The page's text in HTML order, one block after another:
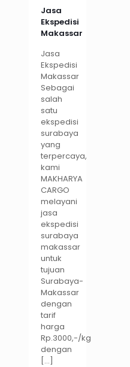
Jasa
Ekspedisi
Makassar
Jasa
Ekspedisi
Makassar
Sebagai
salah
satu
ekspedisi
surabaya
yang
terpercaya,
kami
MAKHARYA
CARGO
melayani
jasa
ekspedisi
surabaya
makassar
untuk
tujuan
Surabaya-
Makassar
dengan
tarif
harga
Rp.3000,-/kg
dengan
[…]